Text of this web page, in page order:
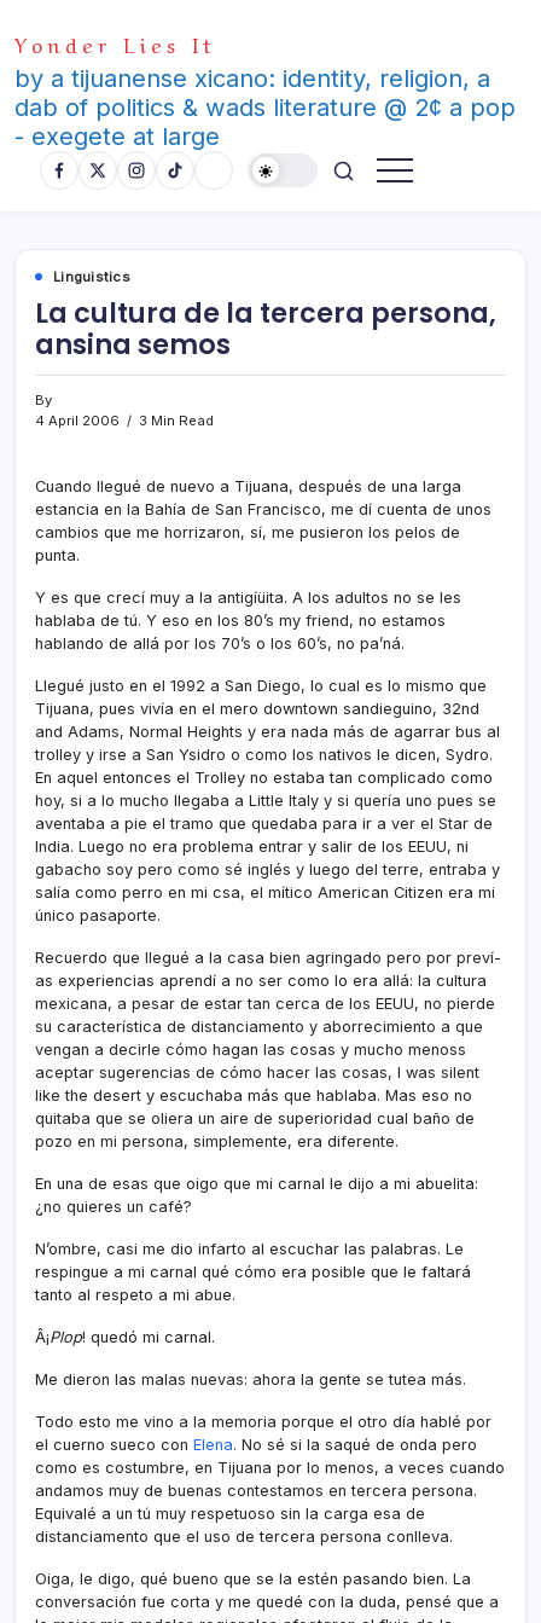
to
content
Yonder Lies It
by a tijuanense xicano: identity, religion, a
dab of politics & wads literature @ 2¢ a pop
- exegete at large
Linguistics
La cultura de la tercera persona,
ansina semos
By
4 April 2006
3 Min Read
Cuando llegué de nuevo a Tijuana, después de una larga
estancia en la Bahí­a de San Francisco, me dí­ cuenta de unos
cambios que me horrizaron, sí­, me pusieron los pelos de
punta.
Y es que crecí­ muy a la antigíüita. A los adultos no se les
hablaba de tú. Y eso en los 80’s my friend, no estamos
hablando de allá por los 70’s o los 60’s, no pa’ná.
Llegué justo en el 1992 a San Diego, lo cual es lo mismo que
Tijuana, pues viví­a en el mero downtown sandieguino, 32nd
and Adams, Normal Heights y era nada más de agarrar bus al
trolley y irse a San Ysidro o como los nativos le dicen, Sydro.
En aquel entonces el Trolley no estaba tan complicado como
hoy, si a lo mucho llegaba a Little Italy y si querí­a uno pues se
aventaba a pie el tramo que quedaba para ir a ver el Star de
India. Luego no era problema entrar y salir de los EEUU, ni
gabacho soy pero como sé inglés y luego del terre, entraba y
salí­a como perro en mi csa, el mí­tico American Citizen era mi
único pasaporte.
Recuerdo que llegué a la casa bien agringado pero por preví­
as experiencias aprendí­ a no ser como lo era allá: la cultura
mexicana, a pesar de estar tan cerca de los EEUU, no pierde
su caracterí­stica de distanciamento y aborrecimiento a que
vengan a decirle cómo hagan las cosas y mucho menoss
aceptar sugerencias de cómo hacer las cosas, I was silent
like the desert y escuchaba más que hablaba. Mas eso no
quitaba que se oliera un aire de superioridad cual baño de
pozo en mi persona, simplemente, era diferente.
En una de esas que oigo que mi carnal le dijo a mi abuelita:
¿no quieres un café?
N’ombre, casi me dio infarto al escuchar las palabras. Le
respingue a mi carnal qué cómo era posible que le faltará
tanto al respeto a mi abue.
Â¡Plop! quedó mi carnal.
Me dieron las malas nuevas: ahora la gente se tutea más.
Todo esto me vino a la memoria porque el otro dí­a hablé por
el cuerno sueco con Elena. No sé si la saqué de onda pero
como es costumbre, en Tijuana por lo menos, a veces cuando
andamos muy de buenas contestamos en tercera persona.
Equivalé a un tú muy respetuoso sin la carga esa de
distanciamento que el uso de tercera persona conlleva.
Oiga, le digo, qué bueno que se la estén pasando bien. La
conversación fue corta y me quedé con la duda, pensé que a